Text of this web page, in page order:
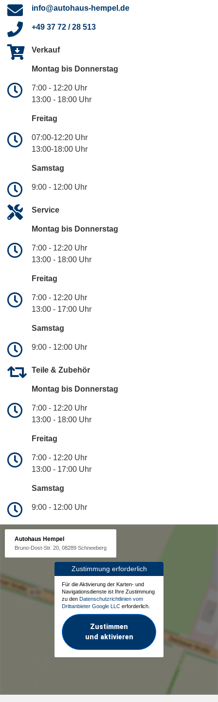
info@autohaus-hempel.de
+49 37 72 / 28 513
Verkauf
Montag bis Donnerstag
7:00 - 12:20 Uhr
13:00 - 18:00 Uhr
Freitag
07:00-12:20 Uhr
13:00-18:00 Uhr
Samstag
9:00 - 12:00 Uhr
Service
Montag bis Donnerstag
7:00 - 12:20 Uhr
13:00 - 18:00 Uhr
Freitag
7:00 - 12:20 Uhr
13:00 - 17:00 Uhr
Samstag
9:00 - 12:00 Uhr
Teile & Zubehör
Montag bis Donnerstag
7:00 - 12:20 Uhr
13:00 - 18:00 Uhr
Freitag
7:00 - 12:20 Uhr
13:00 - 17:00 Uhr
Samstag
9:00 - 12:00 Uhr
Autohaus Hempel
Bruno-Dost-Str. 20, 08289 Schneeberg
Zustimmung erforderlich
Für die Aktivierung der Karten- und
Navigationsdienste ist Ihre Zustimmung
zu den Datenschutzrichtlinien vom
Drittanbieter Google LLC erforderlich.
Zustimmen
und aktivieren